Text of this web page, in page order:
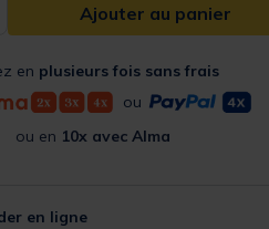
Ajouter au panier
en plusieurs fois sans frais
ou
ou en 10x avec Alma
en ligne